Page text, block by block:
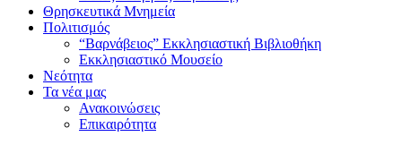
Θρησκευτικά Μνημεία
Πολιτισμός
“Βαρνάβειος” Εκκλησιαστική Βιβλιοθήκη
Εκκλησιαστικό Μουσείο
Νεότητα
Τα νέα μας
Ανακοινώσεις
Επικαιρότητα